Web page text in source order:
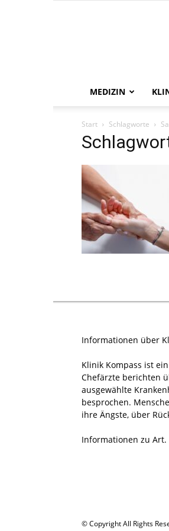
MEDIZIN
Start Schlagworte
Informationen über
Klinik Kompass ist
Chefärzte berichten
ausgewählte
besprochen.
ihre Ängste, über
Informationen zu Art.
© Copyright All Rights